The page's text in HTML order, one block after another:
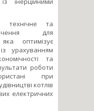
технічне та
для
оптимізує
урахуванням
та
роботи
при
котлів
електричних